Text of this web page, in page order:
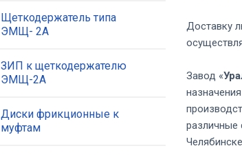
Щеткодержатель типа
ЭМЩ- 2А
ЗИП к щеткодержателю
ЭМЩ-2А
Диски фрикционные к
муфтам
Доставку
Завод «
различные